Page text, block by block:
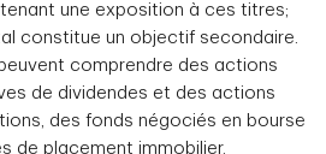
une exposition à ces titres;
constitue un objectif secondaire.
comprendre des actions
de dividendes et des actions
des fonds négociés en bourse
de placement immobilier.